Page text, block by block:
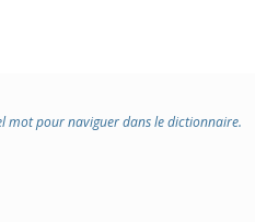
mot pour naviguer dans le dictionnaire.